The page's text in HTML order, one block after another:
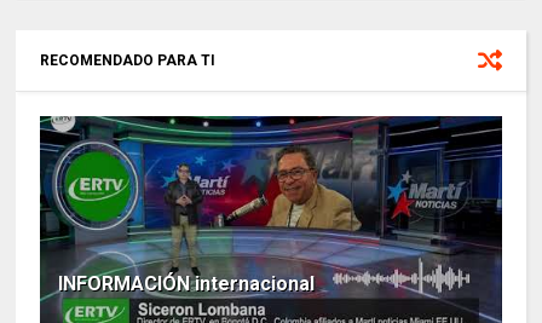
RECOMENDADO PARA TI
INFORMACIÓN internacional